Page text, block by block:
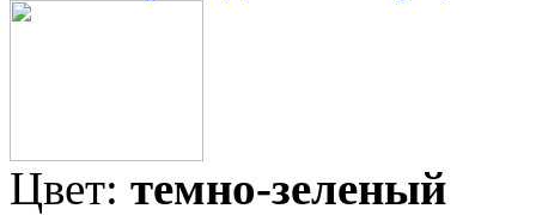
Цвет: темно-зеленый